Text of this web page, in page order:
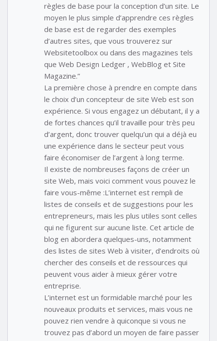
règles de base pour la conception d’un site. Le
moyen le plus simple d’apprendre ces règles
de base est de regarder des exemples
d’autres sites, que vous trouverez sur
Websitetoolbox ou dans des magazines tels
que Web Design Ledger , WebBlog et Site
Magazine.”
La première chose à prendre en compte dans
le choix d’un concepteur de site Web est son
expérience. Si vous engagez un débutant, il y a
de fortes chances qu’il travaille pour très peu
d’argent, donc trouver quelqu’un qui a déjà eu
une expérience dans le secteur peut vous
faire économiser de l’argent à long terme.
Il existe de nombreuses façons de créer un
site Web, mais voici comment vous pouvez le
faire vous-même :L’internet est rempli de
listes de conseils et de suggestions pour les
entrepreneurs, mais les plus utiles sont celles
qui ne figurent sur aucune liste. Cet article de
blog en abordera quelques-uns, notamment
des listes de sites Web à visiter, d’endroits où
chercher des conseils et de ressources qui
peuvent vous aider à mieux gérer votre
entreprise.
L’internet est un formidable marché pour les
nouveaux produits et services, mais vous ne
pouvez rien vendre à quiconque si vous ne
trouvez pas d’abord un moyen de faire passer